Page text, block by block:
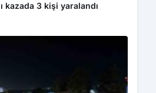
kazada 3 kişi yaralandı